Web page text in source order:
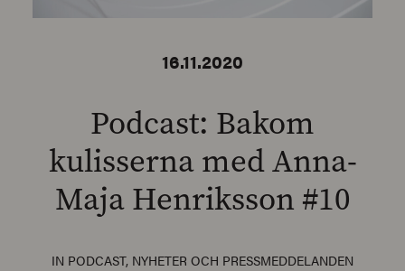
SEARCH
16.11.2020
Podcast: Bakom
kulisserna med Anna-
Maja Henriksson #10
IN PODCAST, NYHETER OCH PRESSMEDDELANDEN